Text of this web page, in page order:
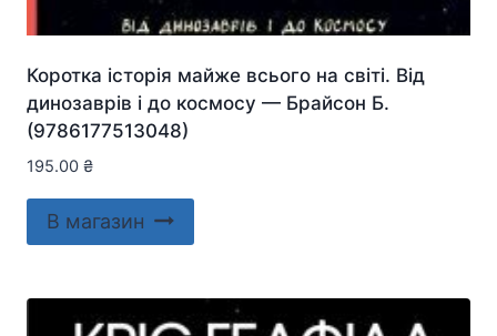
Коротка історія майже всього на світі. Від
динозаврів і до космосу — Брайсон Б.
(9786177513048)
195.00 ₴
В магазин